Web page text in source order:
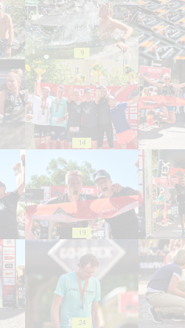
9
14
19
24